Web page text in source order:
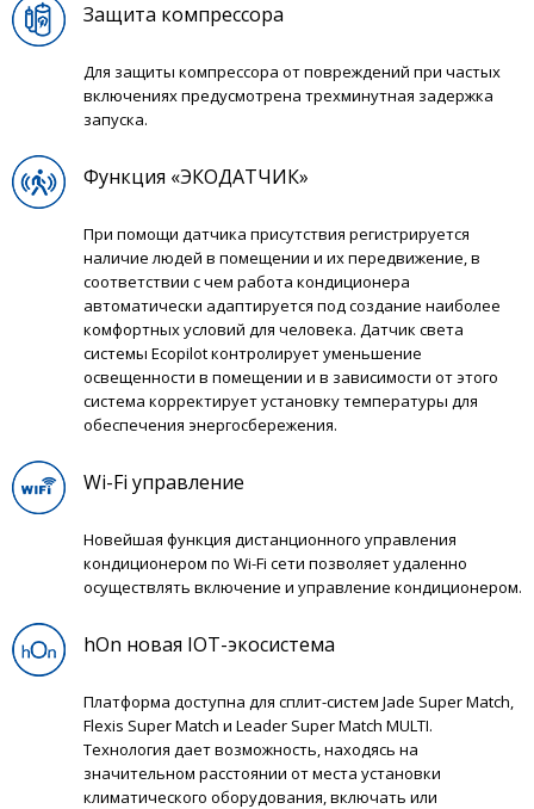
Защита компрессора
Для защиты компрессора от повреждений при частых
включениях предусмотрена трехминутная задержка
запуска.
Функция «ЭКОДАТЧИК»
При помощи датчика присутствия регистрируется
наличие людей в помещении и их передвижение, в
соответствии с чем работа кондиционера
автоматически адаптируется под создание наиболее
комфортных условий для человека. Датчик света
системы Ecopilot контролирует уменьшение
освещенности в помещении и в зависимости от этого
система корректирует установку температуры для
обеспечения энергосбережения.
Wi-Fi управление
Новейшая функция дистанционного управления
кондиционером по Wi-Fi сети позволяет удаленно
осуществлять включение и управление кондиционером.
hOn новая IOT-экосистема
Платформа доступна для сплит-систем Jade Super Match,
Flexis Super Match и Leader Super Match MULTI.
Технология дает возможность, находясь на
значительном расстоянии от места установки
климатического оборудования, включать или